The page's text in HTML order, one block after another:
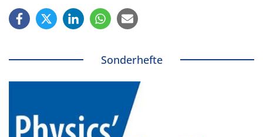
Sonderhefte